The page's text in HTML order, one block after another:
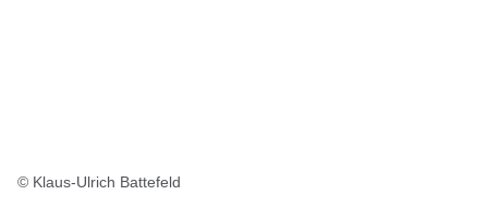
© Klaus-Ulrich Battefeld